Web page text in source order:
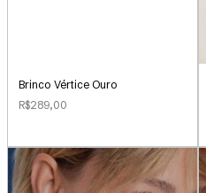
Brinco Vértice Ouro
R$289,00